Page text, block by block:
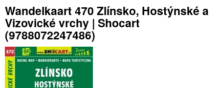
Wandelkaart 470 Zlínsko, Hostýnské a
Vizovické vrchy | Shocart
(9788072247486)